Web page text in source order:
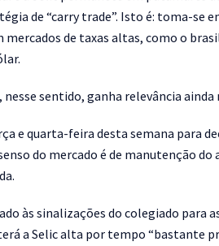
de “carry trade”. Isto é: toma-se
de taxas altas, como o
nesse sentido, ganha relevância
e quarta-feira desta semana para
do mercado é de manutenção
às sinalizações do colegiado para
a Selic alta por tempo “bastante